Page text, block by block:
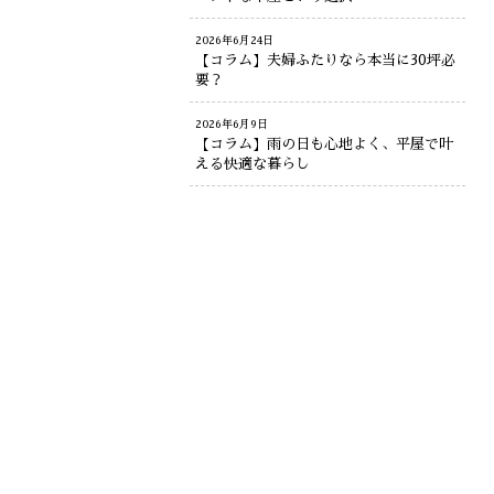
2026年6月24日
【コラム】夫婦ふたりなら本当に30坪必
要？
2026年6月9日
【コラム】雨の日も心地よく、平屋で叶
える快適な暮らし